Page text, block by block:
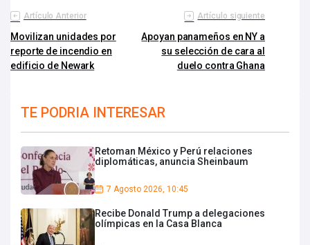
Artículo Anterior
Movilizan unidades por
reporte de incendio en
edificio de Newark
Artículo siguiente
Apoyan panameños en NY a
su selección de cara al
duelo contra Ghana
TE PODRIA INTERESAR
Retoman México y Perú relaciones
diplomáticas, anuncia Sheinbaum
7 Agosto 2026, 10:45
Recibe Donald Trump a delegaciones
olímpicas en la Casa Blanca